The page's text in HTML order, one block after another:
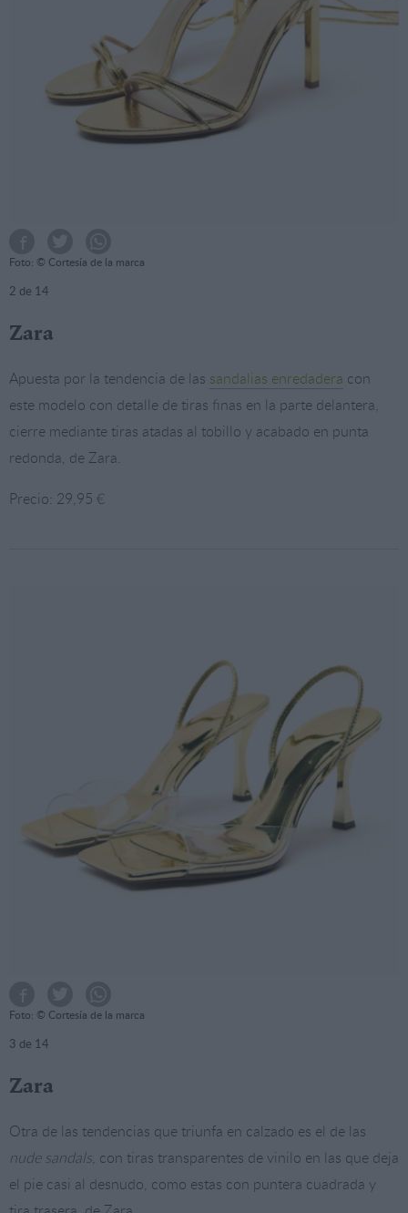
Foto: © Cortesía de la marca
2 de 14
Zara
Apuesta por la tendencia de las sandalias enredadera con
este modelo con detalle de tiras finas en la parte delantera,
cierre mediante tiras atadas al tobillo y acabado en punta
redonda, de Zara.
Precio: 29,95 €
Foto: © Cortesía de la marca
3 de 14
Zara
Otra de las tendencias que triunfa en calzado es el de las
nude sandals, con tiras transparentes de vinilo en las que deja
el pie casi al desnudo, como estas con puntera cuadrada y